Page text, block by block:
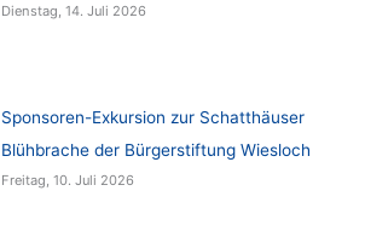
Dienstag, 14. Juli 2026
Sponsoren-Exkursion zur Schatthäuser
Blühbrache der Bürgerstiftung Wiesloch
Freitag, 10. Juli 2026